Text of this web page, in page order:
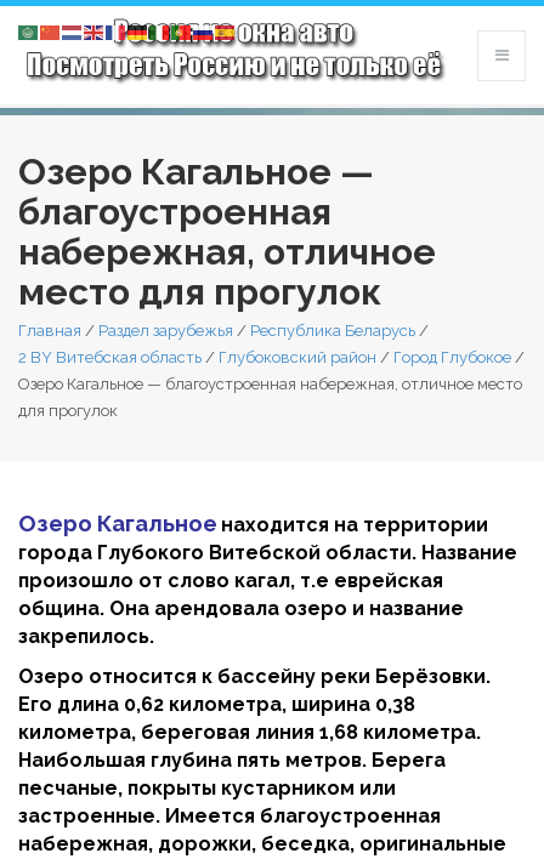
Озеро Кагальное —
благоустроенная
набережная, отличное
место для прогулок
Главная / Раздел зарубежья / Республика Беларусь /
2 BY Витебская область / Глубоковский район / Город Глубокое /
Озеро Кагальное — благоустроенная набережная, отличное место
для прогулок
Озеро Кагальное находится на территории
города Глубокого Витебской области. Название
произошло от слово кагал, т.е еврейская
община. Она арендовала озеро и название
закрепилось.
Озеро относится к бассейну реки Берёзовки.
Его длина 0,62 километра, ширина 0,38
километра, береговая линия 1,68 километра.
Наибольшая глубина пять метров. Берега
песчаные, покрыты кустарником или
застроенные. Имеется благоустроенная
набережная, дорожки, беседка, оригинальные